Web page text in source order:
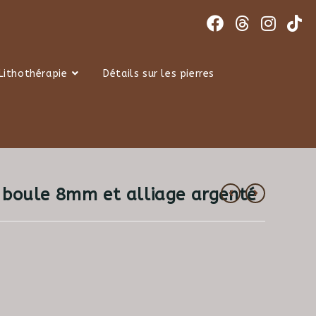
Lithothérapie Détails sur les pierres
8mm et alliage argenté